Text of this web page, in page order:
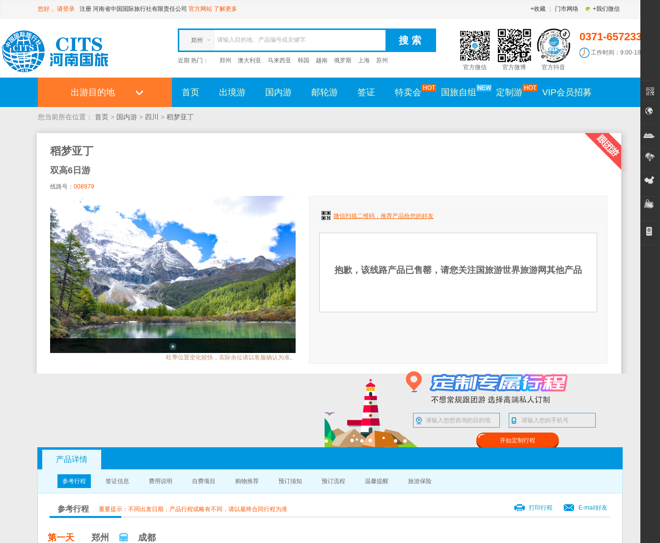
+收藏 门市网络 +我们微信
您好， 请登录 注册 河南省中国国际旅行社有限责任公司 官方网站 了解更多
郑州
近期 热门： 郑州 澳大利亚 马来西亚 韩国 越南 俄罗斯 上海 苏州
0371-65723300
工作时间：9:00-18:30
官方抖音
官方微博
官方微信
出游目的地 首页 出境游 国内游 邮轮游 签证 特卖会 国旅自组 定制游 VIP会员招募
您当前所在位置： 首页 > 国内游 > 四川 > 稻梦亚丁
稻梦亚丁
双高6日游
线路号： 008979
旺季位置变化较快，实际余位请以客服确认为准。
微信扫描二维码，推荐产品给您的好友
游玩日期 :
抱歉，该线路产品已售罄，请您关注国旅游世界旅游网其他产品
开始定制行程
产品详情
参考行程 签证信息 费用说明 自费项目 购物推荐 预订须知 预订流程 温馨提醒 旅游保险
参考行程 重要提示：不同出发日期，产品行程或略有不同，请以最终合同行程为准 打印行程 E-mail好友
第一天 郑州 成都